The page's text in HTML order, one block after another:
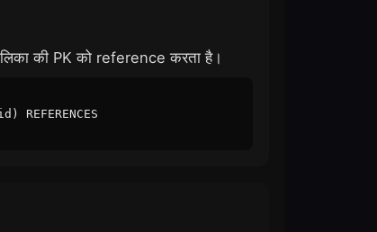
की PK को reference करता है।
REFERENCES